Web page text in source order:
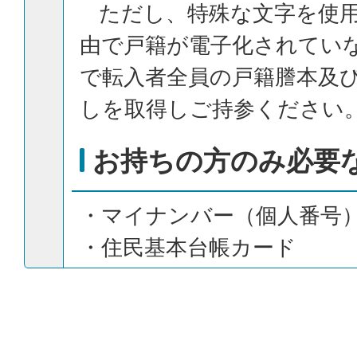
ただし、特殊な文字を使
由で戸籍が電子化されてい
で転入者全員の戸籍謄本及
しを取得しご持参ください
お持ちの方のみ必要
・マイナンバー（個人番号
・住民基本台帳カード